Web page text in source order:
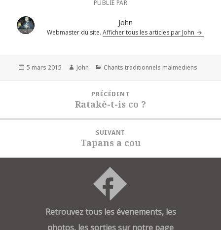
PUBLIÉ PAR
John
Webmaster du site. Afficher tous les articles par John
Publié
5 mars 2015 Auteur
John Catégories
Chants traditionnels malmediens
PRÉCÉDENT
Ratakè-t-is co ?
SUIVANT
suivant :
Tapans a cou
Retrouvez tous les évenements, les
photos, les sorties sur notre page